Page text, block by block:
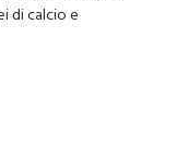
di calcio e